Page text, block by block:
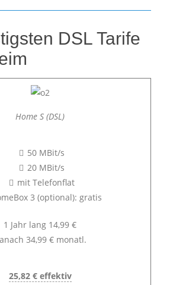
DSL Tarife
Home S (DSL)
50 MBit/s
20 MBit/s
mit Telefonflat
3 (optional): gratis
1 Jahr lang 14,99 €
34,99 € monatl.
25,82 € effektiv